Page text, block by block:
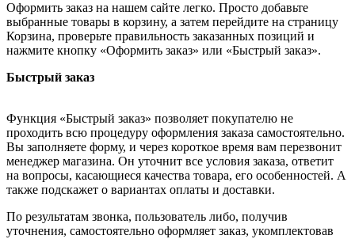
Оформить заказ на нашем сайте легко. Просто добавьте
выбранные товары в корзину, а затем перейдите на страницу
Корзина, проверьте правильность заказанных позиций и
нажмите кнопку «Оформить заказ» или «Быстрый заказ».
Быстрый заказ
Функция «Быстрый заказ» позволяет покупателю не
проходить всю процедуру оформления заказа самостоятельно.
Вы заполняете форму, и через короткое время вам перезвонит
менеджер магазина. Он уточнит все условия заказа, ответит
на вопросы, касающиеся качества товара, его особенностей. А
также подскажет о вариантах оплаты и доставки.
По результатам звонка, пользователь либо, получив
уточнения, самостоятельно оформляет заказ, укомплектовав